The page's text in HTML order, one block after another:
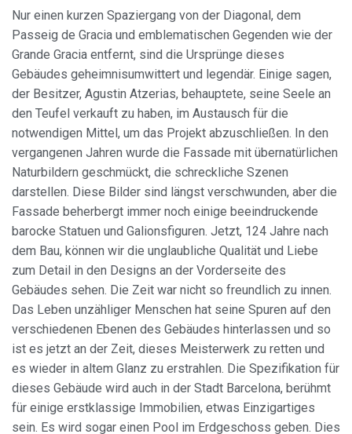
Nur einen kurzen Spaziergang von der Diagonal, dem
Passeig de Gracia und emblematischen Gegenden wie der
Grande Gracia entfernt, sind die Ursprünge dieses
Gebäudes geheimnisumwittert und legendär. Einige sagen,
der Besitzer, Agustin Atzerias, behauptete, seine Seele an
den Teufel verkauft zu haben, im Austausch für die
notwendigen Mittel, um das Projekt abzuschließen. In den
vergangenen Jahren wurde die Fassade mit übernatürlichen
Naturbildern geschmückt, die schreckliche Szenen
darstellen. Diese Bilder sind längst verschwunden, aber die
Fassade beherbergt immer noch einige beeindruckende
barocke Statuen und Galionsfiguren. Jetzt, 124 Jahre nach
dem Bau, können wir die unglaubliche Qualität und Liebe
zum Detail in den Designs an der Vorderseite des
Gebäudes sehen. Die Zeit war nicht so freundlich zu innen.
Das Leben unzähliger Menschen hat seine Spuren auf den
verschiedenen Ebenen des Gebäudes hinterlassen und so
ist es jetzt an der Zeit, dieses Meisterwerk zu retten und
es wieder in altem Glanz zu erstrahlen. Die Spezifikation für
dieses Gebäude wird auch in der Stadt Barcelona, berühmt
für einige erstklassige Immobilien, etwas Einzigartiges
sein. Es wird sogar einen Pool im Erdgeschoss geben. Dies
die Surfgewohnheiten auf der Website kennen und
Werbung in Bezug auf das Surfprofil des Benutzers
anzeigen.